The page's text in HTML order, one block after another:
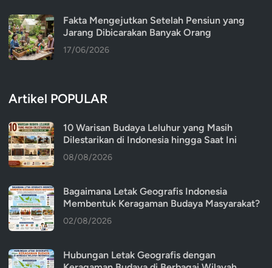
Fakta Mengejutkan Setelah Pensiun yang
Jarang Dibicarakan Banyak Orang
17/06/2026
Artikel POPULAR
10 Warisan Budaya Leluhur yang Masih
Dilestarikan di Indonesia hingga Saat Ini
08/08/2026
Bagaimana Letak Geografis Indonesia
Membentuk Keragaman Budaya Masyarakat?
02/08/2026
Hubungan Letak Geografis dengan